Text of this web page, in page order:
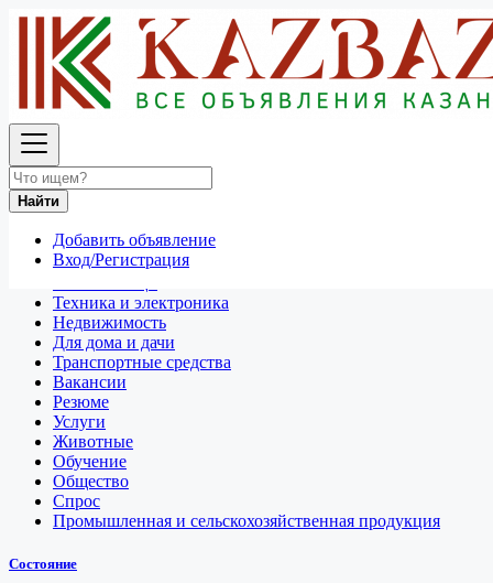
Найти
Добавить объявление
Вход/Регистрация
Для дома и дачи
Посуда и товары для кухни
Все объявления в 50 км around Нижний Новгород
Отдам даром
Разное
Техника и электроника
Недвижимость
Для дома и дачи
Транспортные средства
Вакансии
Резюме
Услуги
Животные
Обучение
Общество
Спрос
Промышленная и сельскохозяйственная продукция
Состояние